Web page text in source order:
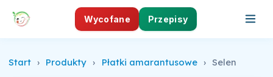
Wycofane Przepisy
Start › Produkty › Płatki amarantusowe › Selen